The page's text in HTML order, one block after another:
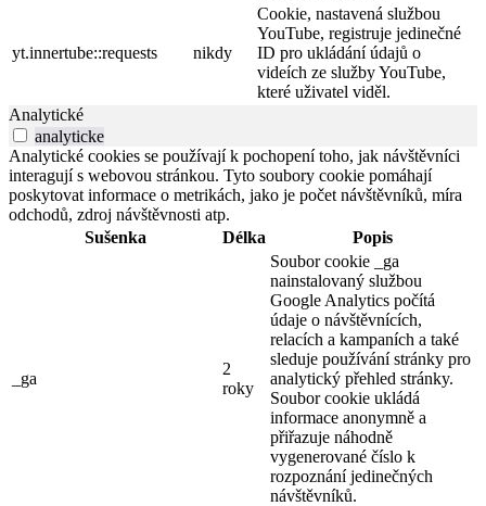
yt.innertube::requests nikdy
Cookie, nastavená službou
YouTube, registruje jedinečné
ID pro ukládání údajů o
videích ze služby YouTube,
které uživatel viděl.
Analytické
analyticke
Analytické cookies se používají k pochopení toho, jak návštěvníci
interagují s webovou stránkou. Tyto soubory cookie pomáhají
poskytovat informace o metrikách, jako je počet návštěvníků, míra
odchodů, zdroj návštěvnosti atp.
Sušenka
Délka Popis
_ga
2
roky
Soubor cookie _ga
nainstalovaný službou
Google Analytics počítá
údaje o návštěvnících,
relacích a kampaních a také
sleduje používání stránky pro
analytický přehled stránky.
Soubor cookie ukládá
informace anonymně a
přiřazuje náhodně
vygenerované číslo k
rozpoznání jedinečných
návštěvníků.